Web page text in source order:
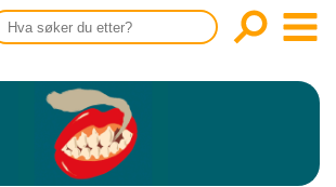
KONTAKT
OM OSS